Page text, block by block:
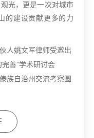
光，更是一次对城市
的建设贡献更多的力
人姚文军律师受邀出
善”学术研讨会
族自治州交流考察圆